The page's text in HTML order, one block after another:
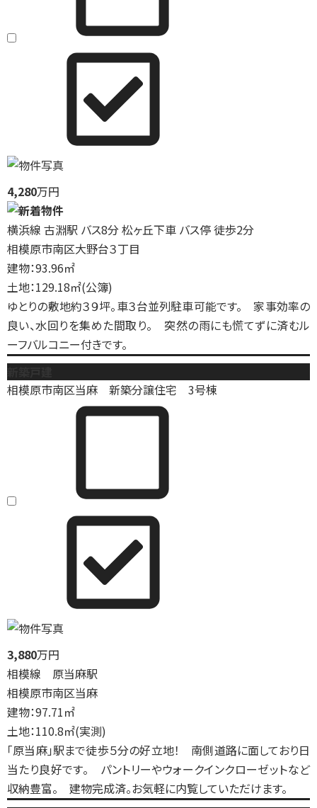
4,280万円
横浜線 古淵駅 バス8分 松ヶ丘下車 バス停 徒歩2分
相模原市南区大野台３丁目
建物：93.96㎡
土地：129.18㎡(公簿)
ゆとりの敷地約３９坪。車３台並列駐車可能です。 家事効率の
良い、水回りを集めた間取り。 突然の雨にも慌てずに済むル
ーフバルコニー付きです。
相模原市南区当麻 新築分譲住宅 3号棟
3,880万円
相模線 原当麻駅
相模原市南区当麻
建物：97.71㎡
土地：110.8㎡(実測)
「原当麻」駅まで徒歩５分の好立地！ 南側道路に面しており日
当たり良好です。 パントリーやウォークインクローゼットなど
収納豊富。 建物完成済。お気軽に内覧していただけます。